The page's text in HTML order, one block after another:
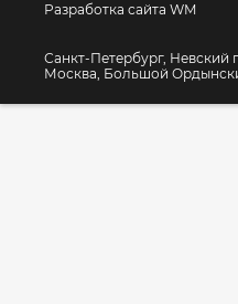
Разработка сайта WM
Санкт-Петербург, Невский
Москва, Большой